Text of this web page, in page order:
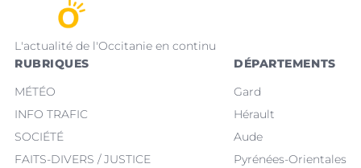
L'actualité de l'Occitanie en continu
RUBRIQUES
MÉTÉO
INFO TRAFIC
SOCIÉTÉ
FAITS-DIVERS / JUSTICE
DÉPARTEMENTS
Gard
Hérault
Aude
Pyrénées-Orientales